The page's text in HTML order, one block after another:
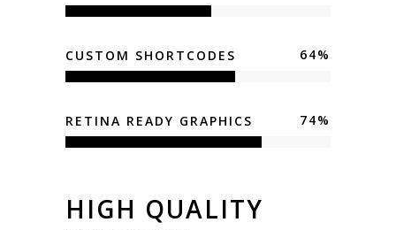
CUSTOM SHORTCODES 64%
RETINA READY GRAPHICS 74%
HIGH QUALITY